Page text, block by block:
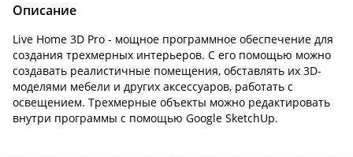
Описание
Live Home 3D Pro - мощное программное обеспечение для
создания трехмерных интерьеров. С его помощью можно
создавать реалистичные помещения, обставлять их 3D-
моделями мебели и других аксессуаров, работать с
освещением. Трехмерные объекты можно редактировать
внутри программы с помощью Google SketchUp.